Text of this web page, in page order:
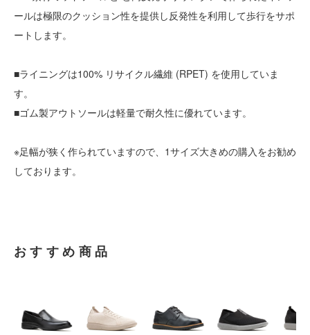
ールは極限のクッション性を提供し反発性を利用して歩行をサポ
ートします。
■ライニングは100% リサイクル繊維 (RPET) を使用していま
す。
■ゴム製アウトソールは軽量で耐久性に優れています。
※足幅が狭く作られていますので、1サイズ大きめの購入をお勧め
しております。
おすすめ商品